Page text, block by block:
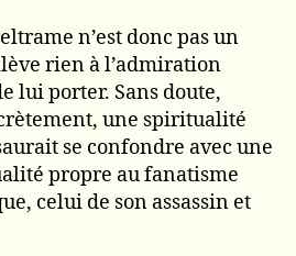
n’est donc pas un
rien à l’admiration
lui porter. Sans doute,
une spiritualité
se confondre avec une
propre au fanatisme
celui de son assassin et